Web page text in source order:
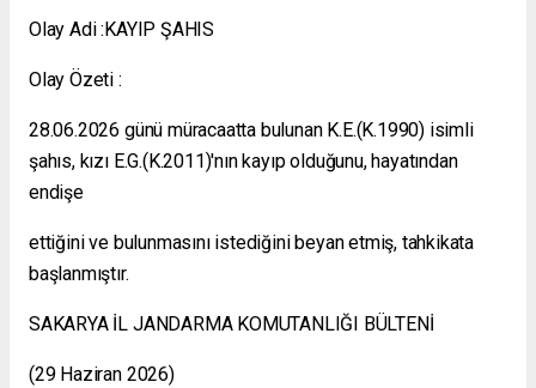
Olay Adi :KAYIP ŞAHIS
Olay Özeti :
28.06.2026 günü müracaatta bulunan K.E.(K.1990) isimli
şahıs, kızı E.G.(K.2011)'nın kayıp olduğunu, hayatından
endişe
ettiğini ve bulunmasını istediğini beyan etmiş, tahkikata
başlanmıştır.
SAKARYA İL JANDARMA KOMUTANLIĞI BÜLTENİ
(29 Haziran 2026)